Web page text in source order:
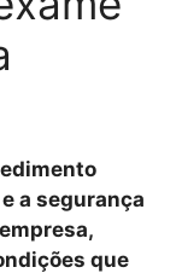
a segurança
que